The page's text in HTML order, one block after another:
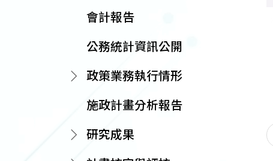
會計報告
公務統計資訊公開
政策業務執行情形
施政計畫分析報告
研究成果